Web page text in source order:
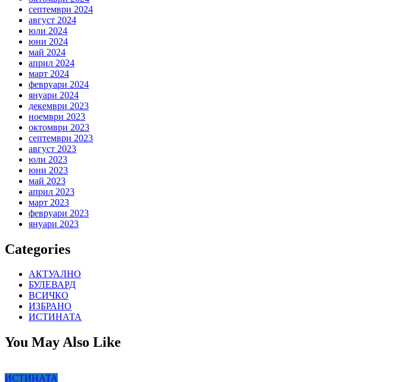
септември 2024
август 2024
юли 2024
юни 2024
май 2024
април 2024
март 2024
февруари 2024
януари 2024
декември 2023
ноември 2023
октомври 2023
септември 2023
август 2023
юли 2023
юни 2023
май 2023
април 2023
март 2023
февруари 2023
януари 2023
Categories
АКТУАЛНО
БУЛЕВАРД
ВСИЧКО
ИЗБРАНО
ИСТИНАТА
You May Also Like
ИСТИНАТА